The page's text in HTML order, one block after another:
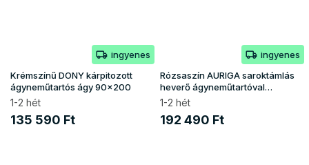
ingyenes
Krémszínű DONY kárpitozott
ágyneműtartós ágy 90x200
1-2 hét
135 590 Ft
ingyenes
Rózsaszín AURIGA saroktámlás
heverő ágyneműtartóval
90x200
1-2 hét
192 490 Ft